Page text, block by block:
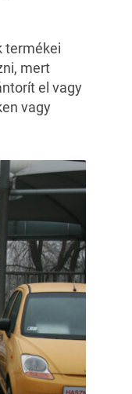
termékei
mert
el vagy
vagy